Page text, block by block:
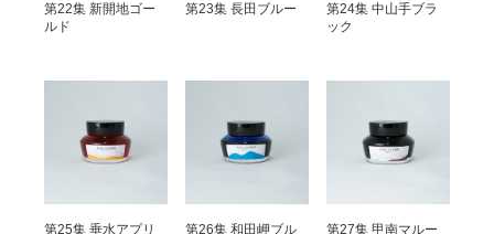
第22集 新開地ゴー
ルド
第23集 長田ブルー
第24集 中山手ブラ
ック
第25集 垂水アプリ 第26集 和田岬ブル 第27集 甲南マルー